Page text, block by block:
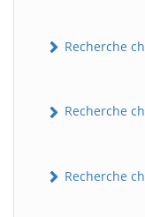
Recherche
Recherche
Recherche